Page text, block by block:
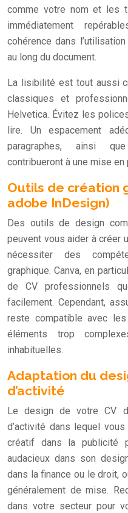
comme votre nom et les
immédiatement
cohérence dans
au long du document.
La lisibilité est tout aussi
classiques et
Helvetica. Évitez les
lire. Un espacement
paragraphes, ainsi
contribueront à une mise
Outils de création
adobe InDesign)
Des outils de design
peuvent vous aider à créer
nécessiter des
graphique. Canva, en
de CV professionnels
facilement. Cependant,
reste compatible avec
éléments trop
inhabituelles.
Adaptation du
d’activité
Le design de votre CV
d’activité dans lequel
créatif dans la publicité
audacieux dans son
dans la finance ou le droit,
généralement de mise.
dans votre secteur pour